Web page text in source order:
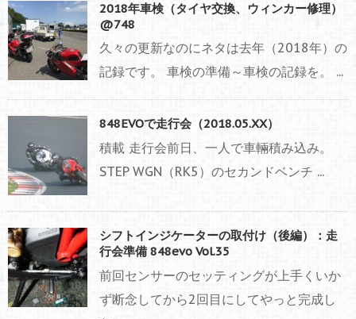
2018年車検（タイヤ交換、ウィンカー修理）
@748
久々の更新なのにネタは去年（2018年）の
記録です。 車検の準備～車検の記録を。 ...
848EVOで走行会（2018.05.XX）
積載 走行会前日、一人で車輛積み込み。
STEP WGN（RK5）のセカンドベンチ ...
シフトインジケーターの取付け（後編）：走
行会準備 848evo Vol.35
前回センサーのセッティングが上手くいか
ず断念してから2回目にしてやっと完成し